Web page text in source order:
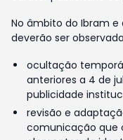
No âmbito do Ibram e
deverão ser
ocultação
anteriores a 4 de
publicidade
revisão e
comunicação que